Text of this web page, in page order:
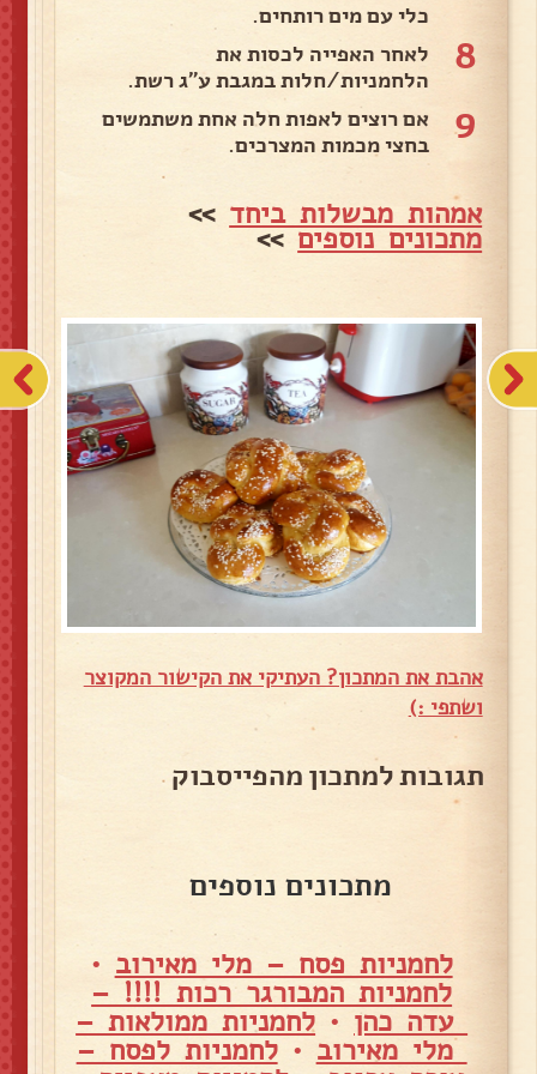
כלי עם מים רותחים.
8
לאחר האפייה לכסות את
הלחמניות/חלות במגבת ע"ג רשת.
9
אם רוצים לאפות חלה אחת משתמשים
בחצי מכמות המצרכים.
אמהות מבשלות ביחד >>
מתכונים נוספים>>
אהבת את המתכון? העתיקי את הקישור המקוצר
ושתפי :)
תגובות למתכון מהפייסבוק
מתכונים נוספים
לחמניות פסח – מלי מאירוב •
לחמניות המבורגר רכות !!!! –
עדה כהן • לחמניות ממולאות –
מלי מאירוב •לחמניות לפסח –